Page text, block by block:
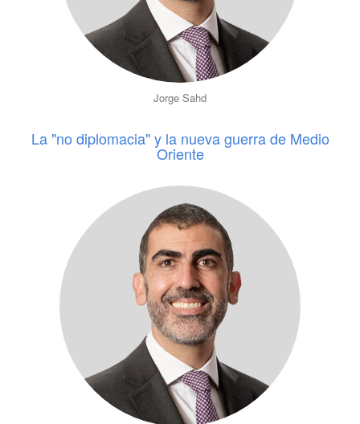
Jorge Sahd
La "no diplomacia" y la nueva guerra de Medio
Oriente